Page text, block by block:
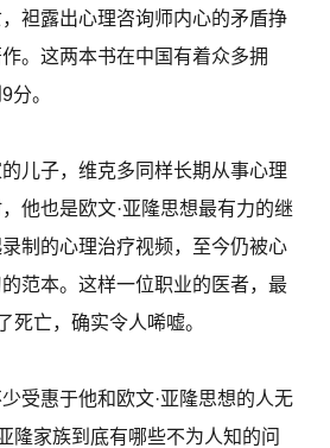
袒露出心理咨询师内心的矛盾挣
。这两本书在中国有着众多拥
分。
儿子，维克多同样长期从事心理
他也是欧文·亚隆思想最有力的继
制的心理治疗视频，至今仍被心
范本。这样一位职业的医者，最
死亡，确实令人唏嘘。
受惠于他和欧文·亚隆思想的人无
隆家族到底有哪些不为人知的问